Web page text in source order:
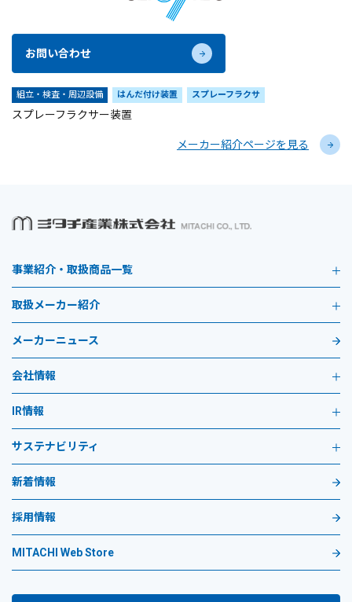
お問い合わせ
組立・検査・周辺設備 はんだ付け装置 スプレーフラクサ
スプレーフラクサー装置
メーカー紹介ページを見る
事業紹介・取扱商品一覧
取扱メーカー紹介
メーカーニュース
会社情報
IR情報
サステナビリティ
新着情報
採用情報
MITACHI Web Store